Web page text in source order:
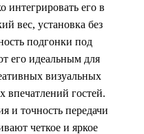
интегрировать его в
вес, установка без
подгонки под
его идеальным для
визуальных
впечатлений гостей.
и точность передачи
четкое и яркое